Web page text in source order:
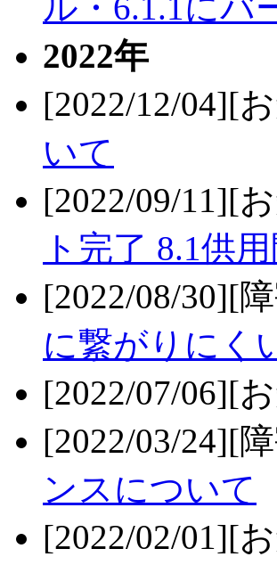
ル・6.1.1にバ
2022年
[2022/12/04][
いて
[2022/09/11][
ト完了 8.1供
[2022/08/30][
に繋がりにく
[2022/07/06][
[2022/03/24][
ンスについて
[2022/02/01][